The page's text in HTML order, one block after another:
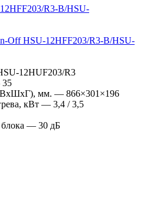
Off HSU-12HFF203/R3-B/HSU-
12HUF203/R3
35
(ВхШхГ), мм. — 866×301×196
кВт — 3,4 / 3,5
— 30 дБ